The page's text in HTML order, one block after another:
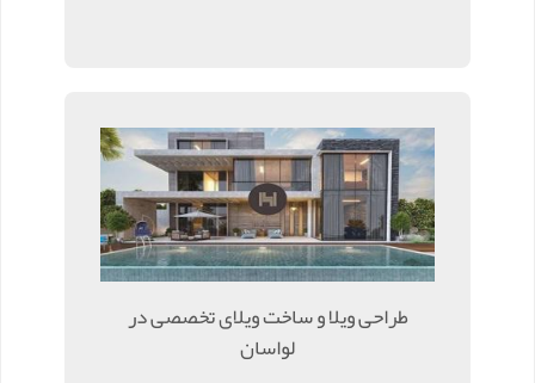
طراحی ویلا و ساخت ویلای تخصصی در
لواسان